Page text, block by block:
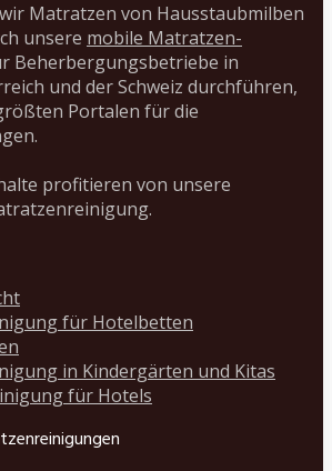
Matratzen von Hausstaubmilben
unsere mobile Matratzen-
Beherbergungsbetriebe in
und der Schweiz durchführen,
Portalen für die
profitieren von unsere
für Hotelbetten
in Kindergärten und Kitas
für Hotels